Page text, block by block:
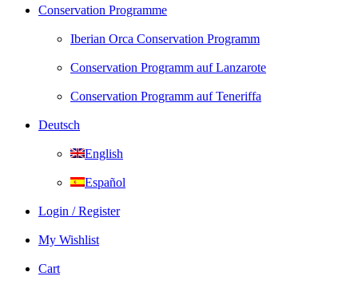
Conservation Programme
Iberian Orca Conservation Programm
Conservation Programm auf Lanzarote
Conservation Programm auf Teneriffa
Deutsch
English
Español
Login / Register
My Wishlist
Cart